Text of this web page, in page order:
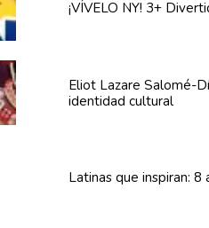
¡VÍVELO NY! 3+
Eliot Lazare Salomé-
identidad cultural
Latinas que inspiran: 8